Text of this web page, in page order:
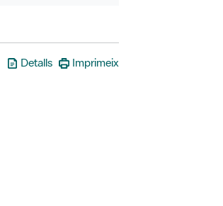
Detalls Imprimeix